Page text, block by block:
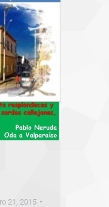
21, 2015